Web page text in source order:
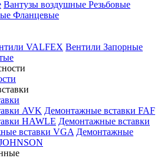
Вантузы воздушные Резьбовые
Фланцевые
VALFEX Вентили Запорные
AVK Демонтажные вставки FAF
HAWLE Демонтажные вставки
вставки VGA Демонтажные